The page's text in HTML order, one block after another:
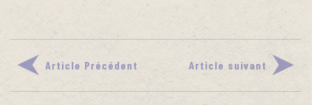
Article Précédent Article suivant